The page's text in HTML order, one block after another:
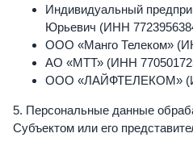
Индивидуальный
Юрьевич (ИНН
ООО «Манго Телеком»
АО «МТТ» (ИНН
ООО «ЛАЙФТЕЛЕКОМ»
5. Персональные данные
Субъектом или его